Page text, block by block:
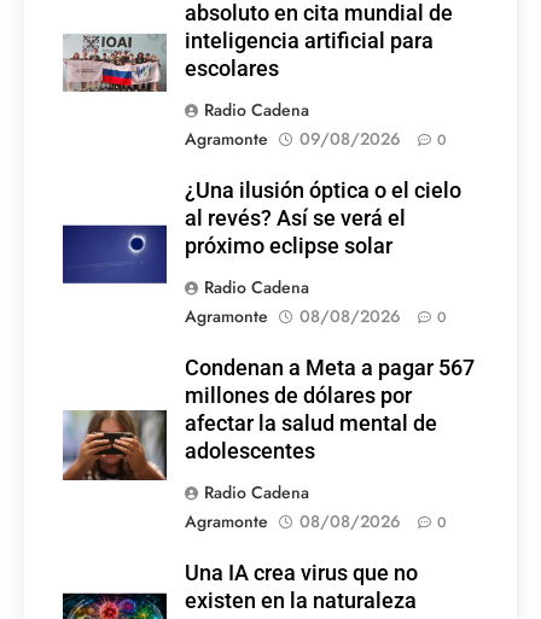
absoluto en cita mundial de
inteligencia artificial para
escolares
Radio Cadena
Agramonte
09/08/2026 0
¿Una ilusión óptica o el cielo
al revés? Así se verá el
próximo eclipse solar
Radio Cadena
Agramonte
08/08/2026 0
Condenan a Meta a pagar 567
millones de dólares por
afectar la salud mental de
adolescentes
Radio Cadena
Agramonte
08/08/2026 0
Una IA crea virus que no
existen en la naturaleza